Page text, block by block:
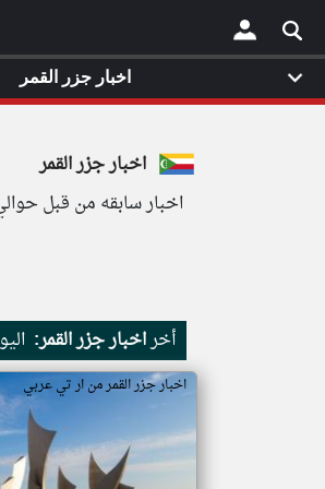
×
اخبار جزر القمر
اخبار سابقه من قبل حوالي ٨
أخراخبار جزر القمر:
اخبار جزر القمر من ار تي عربي
اخبار جزر القمر